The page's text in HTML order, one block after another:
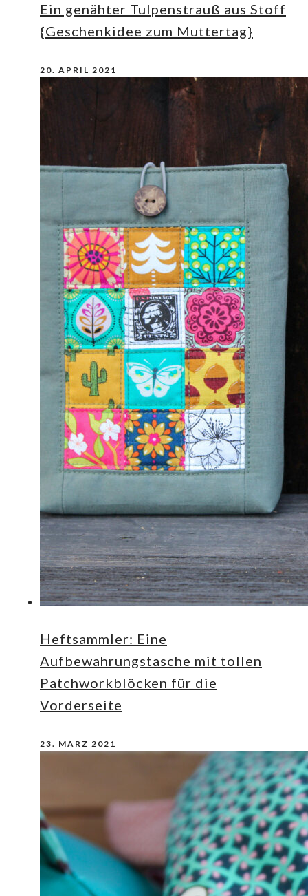
Ein genähter Tulpenstrauß aus Stoff
{Geschenkidee zum Muttertag}
20. APRIL 2021
Heftsammler: Eine
Aufbewahrungstasche mit tollen
Patchworkblöcken für die
Vorderseite
23. MÄRZ 2021